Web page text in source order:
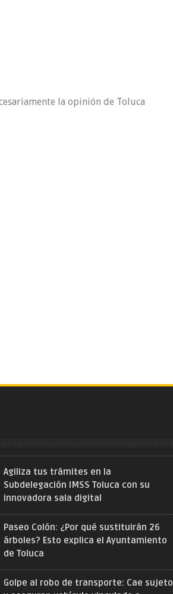
la opinión de Toluca
Agiliza tus trámites en la
Subdelegación IMSS Toluca con su
innovadora sala digital
Paseo Colón: ¿Por qué sustituirán 26
árboles? Esto explica el Ayuntamiento
de Toluca
Golpe al robo de transporte: Cae sujeto